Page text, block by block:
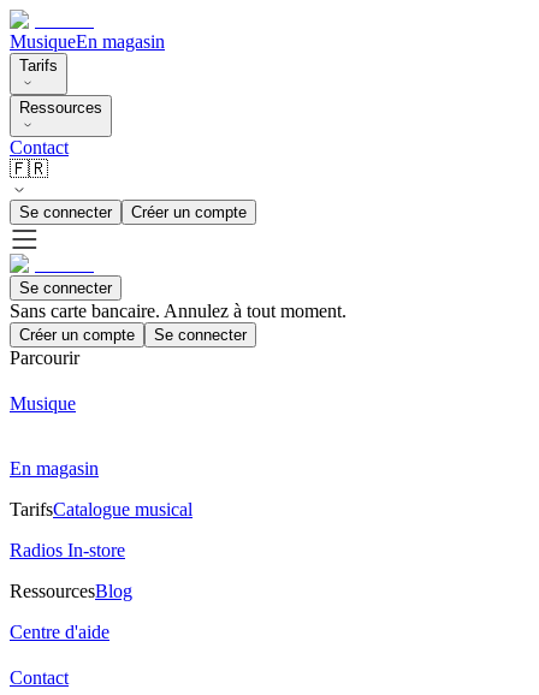
MusiqueEn magasin
Tarifs
Ressources
Contact
🇫🇷
Se connecter Créer un compte
Se connecter
Sans carte bancaire. Annulez à tout moment.
Créer un compte Se connecter
Parcourir
Musique
En magasin
TarifsCatalogue musical
Radios In-store
RessourcesBlog
Centre d'aide
Contact